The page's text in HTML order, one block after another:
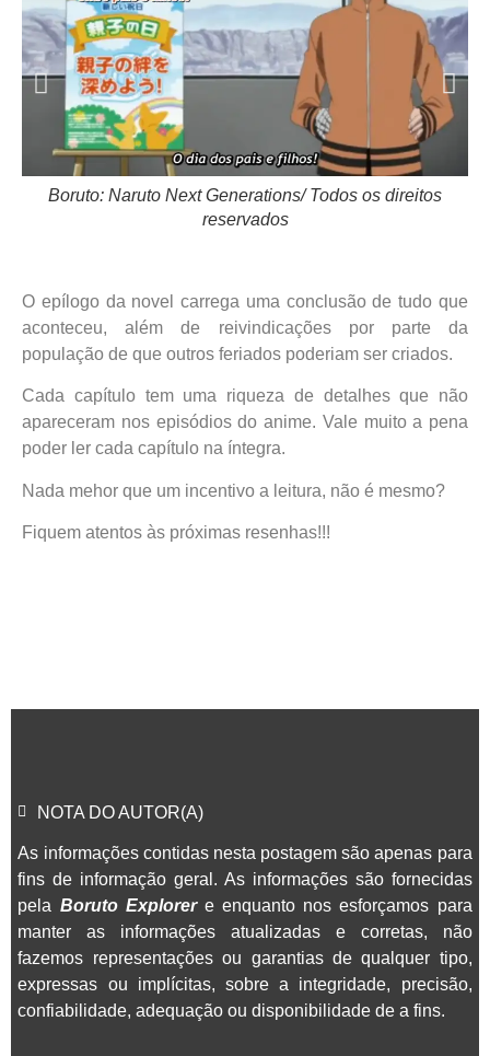
Boruto: Naruto Next Generations/ Todos os direitos
reservados
O epílogo da novel carrega uma conclusão de tudo que
aconteceu, além de reivindicações por parte da
população de que outros feriados poderiam ser criados.
Cada capítulo tem uma riqueza de detalhes que não
apareceram nos episódios do anime. Vale muito a pena
poder ler cada capítulo na íntegra.
Nada mehor que um incentivo a leitura, não é mesmo?
Fiquem atentos às próximas resenhas!!!
NOTA DO AUTOR(A)
As informações contidas nesta postagem são apenas para
fins de informação geral. As informações são fornecidas
pela Boruto Explorere enquanto nos esforçamos para
manter as informações atualizadas e corretas, não
fazemos representações ou garantias de qualquer tipo,
expressas ou implícitas, sobre a integridade, precisão,
confiabilidade, adequação ou disponibilidade de a fins.